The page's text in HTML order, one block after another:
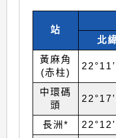
站
北
黃麻角
(赤柱)
中環碼
頭
長洲*